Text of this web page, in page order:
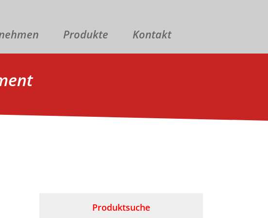
Produkte Kontakt
Produktsuche